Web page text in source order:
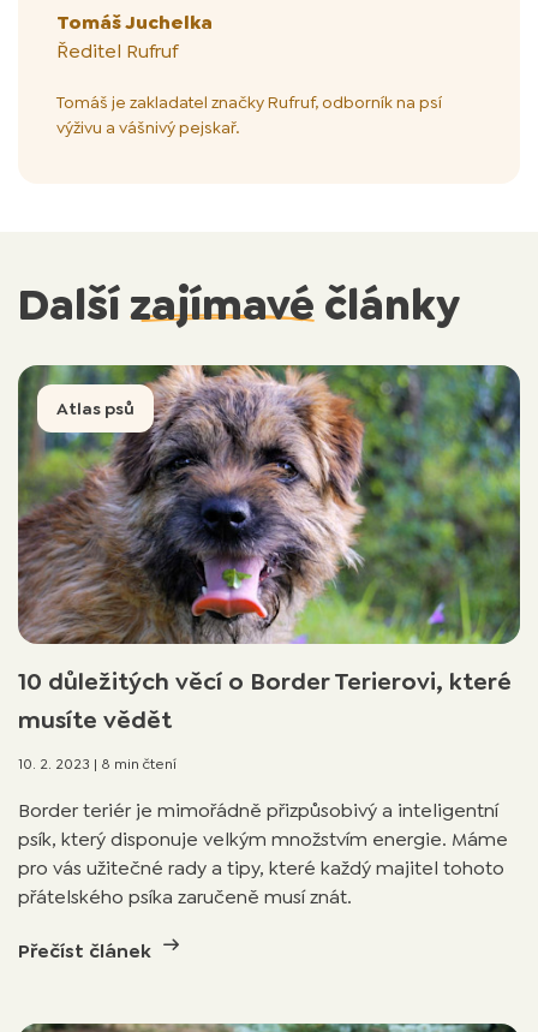
Tomáš Juchelka
Ředitel Rufruf
Tomáš je zakladatel značky Rufruf, odborník na psí
výživu a vášnivý pejskař.
Dalšízajímavéčlánky
Atlas psů
10 důležitých věcí o Border Terierovi, které
musíte vědět
10. 2. 2023 | 8 min čtení
Border teriér je mimořádně přizpůsobivý a inteligentní
psík, který disponuje velkým množstvím energie. Máme
pro vás užitečné rady a tipy, které každý majitel tohoto
přátelského psíka zaručeně musí znát.
Přečíst článek